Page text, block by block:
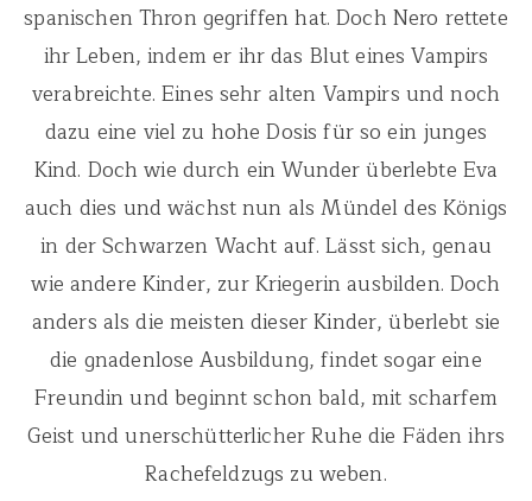
spanischen Thron gegriffen hat. Doch Nero rettete
ihr Leben, indem er ihr das Blut eines Vampirs
verabreichte. Eines sehr alten Vampirs und noch
dazu eine viel zu hohe Dosis für so ein junges
Kind. Doch wie durch ein Wunder überlebte Eva
auch dies und wächst nun als Mündel des Königs
in der Schwarzen Wacht auf. Lässt sich, genau
wie andere Kinder, zur Kriegerin ausbilden. Doch
anders als die meisten dieser Kinder, überlebt sie
die gnadenlose Ausbildung, findet sogar eine
Freundin und beginnt schon bald, mit scharfem
Geist und unerschütterlicher Ruhe die Fäden ihrs
Rachefeldzugs zu weben.